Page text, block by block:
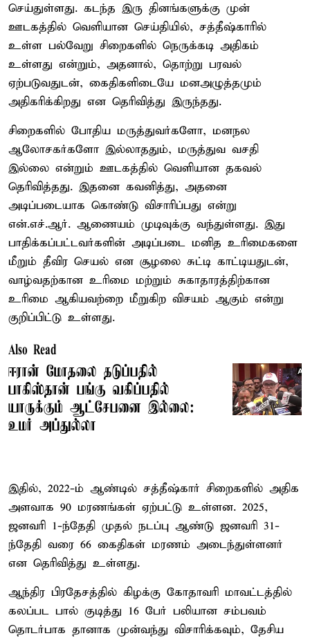
செய்துள்ளது. கடந்த இரு தினங்களுக்கு முன்
ஊடகத்தில் வெளியான செய்தியில், சத்தீஷ்காரில்
உள்ள பல்வேறு சிறைகளில் நெருக்கடி அதிகம்
உள்ளது என்றும், அதனால், தொற்று பரவல்
ஏற்படுவதுடன், கைதிகளிடையே மனஅழுத்தமும்
அதிகரிக்கிறது என தெரிவித்து இருந்தது.
சிறைகளில் போதிய மருத்துவர்களோ, மனநல
ஆலோசகர்களோ இல்லாததும், மருத்துவ வசதி
இல்லை என்றும் ஊடகத்தில் வெளியான தகவல்
தெரிவித்தது. இதனை கவனித்து, அதனை
அடிப்படையாக கொண்டு விசாரிப்பது என்று
என்.எச்.ஆர். ஆணையம் முடிவுக்கு வந்துள்ளது. இது
பாதிக்கப்பட்டவர்களின் அடிப்படை மனித உரிமைகளை
மீறும் தீவிர செயல் என சூழலை சுட்டி காட்டியதுடன்,
வாழ்வதற்கான உரிமை மற்றும் சுகாதாரத்திற்கான
உரிமை ஆகியவற்றை மீறுகிற விசயம் ஆகும் என்று
குறிப்பிட்டு உள்ளது.
Also Read
ஈரான் மோதலை தடுப்பதில்
பாகிஸ்தான் பங்கு வகிப்பதில்
யாருக்கும் ஆட்சேபனை இல்லை:
உமர் அப்துல்லா
இதில், 2022-ம் ஆண்டில் சத்தீஷ்கார் சிறைகளில் அதிக
அளவாக 90 மரணங்கள் ஏற்பட்டு உள்ளன. 2025,
ஜனவரி 1-ந்தேதி முதல் நடப்பு ஆண்டு ஜனவரி 31-
ந்தேதி வரை 66 கைதிகள் மரணம் அடைந்துள்ளனர்
என தெரிவித்து உள்ளது.
ஆந்திர பிரதேசத்தில் கிழக்கு கோதாவரி மாவட்டத்தில்
கலப்பட பால் குடித்து 16 பேர் பலியான சம்பவம்
தொடர்பாக தானாக முன்வந்து விசாரிக்கவும், தேசிய